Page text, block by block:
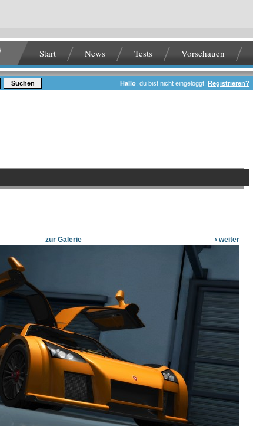
Start News Tests Vorschauen
Suchen Hallo , du bist nicht eingeloggt. Registrieren?
› weiter
zur Galerie